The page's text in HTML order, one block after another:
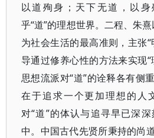
以道殉身；天下无道，以
乎“道”的理想世界。二程、朱熹
为社会生活的最高准则，主张
导通过修养心性的方法来实现
思想流派对“道”的诠释各有侧
在于追求一个更加理想的人
对“道”的体认与追寻早已深
中。中国古代先贤所秉持的尚